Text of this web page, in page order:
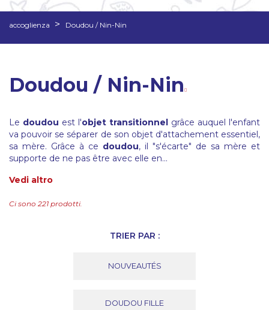
accoglienza Doudou / Nin-Nin
Doudou / Nin-Nin
Le doudou est l'objet transitionnel grâce auquel l'enfant
va pouvoir se séparer de son objet d'attachement essentiel,
sa mère. Grâce à ce doudou, il "s'écarte" de sa mère et
supporte de ne pas être avec elle en...
Vedi altro
Ci sono 221 prodotti.
TRIER PAR :
NOUVEAUTÉS
DOUDOU FILLE